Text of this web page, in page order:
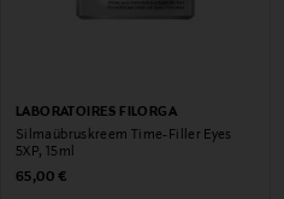
LABORATOIRES FILORGA
Silmaübruskreem Time-Filler Eyes
5XP, 15ml
Original Price
65,00 €